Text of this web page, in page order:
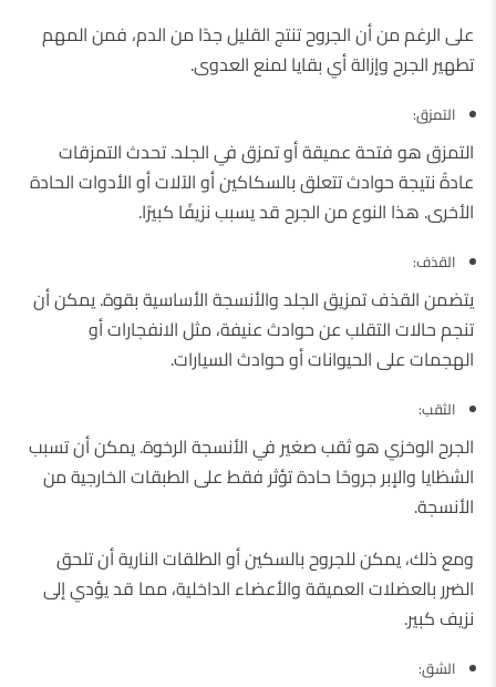
على الرغم من أن الجروح تنتج القليل جدًا من الدم، فمن المهم
تطهير الجرح وإزالة أي بقايا لمنع العدوى.
التمزق:
التمزق هو فتحة عميقة أو تمزق في الجلد. تحدث التمزقات
عادةً نتيجة حوادث تتعلق بالسكاكين أو الآلات أو الأدوات الحادة
الأخرى. هذا النوع من الجرح قد يسبب نزيفًا كبيرًا.
القذف:
يتضمن القذف تمزيق الجلد والأنسجة الأساسية بقوة. يمكن أن
تنجم حالات التقلب عن حوادث عنيفة، مثل الانفجارات أو
الهجمات على الحيوانات أو حوادث السيارات.
الثقب:
الجرح الوخزي هو ثقب صغير في الأنسجة الرخوة. يمكن أن تسبب
الشظايا والإبر جروحًا حادة تؤثر فقط على الطبقات الخارجية من
الأنسجة.
ومع ذلك، يمكن للجروح بالسكين أو الطلقات النارية أن تلحق
الضرر بالعضلات العميقة والأعضاء الداخلية، مما قد يؤدي إلى
نزيف كبير.
الشق: